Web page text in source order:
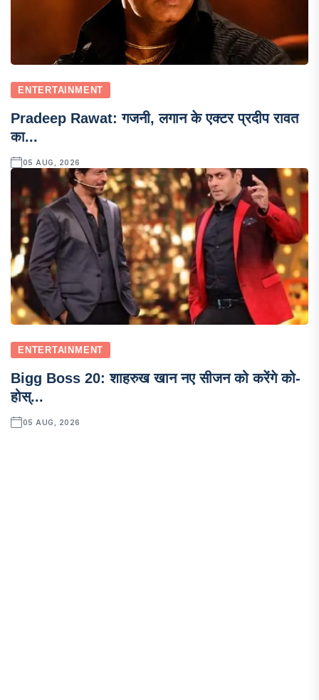
ENTERTAINMENT
Pradeep Rawat: गजनी, लगान के एक्टर प्रदीप रावत
का...
05 AUG, 2026
ENTERTAINMENT
Bigg Boss 20: शाहरुख खान नए सीजन को करेंगे को-
होस्...
05 AUG, 2026